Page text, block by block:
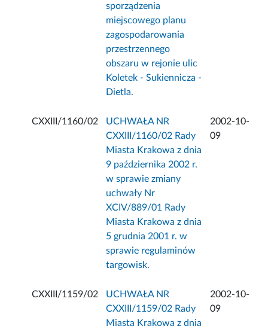
sporządzenia
miejscowego planu
zagospodarowania
przestrzennego
obszaru w rejonie ulic
Koletek - Sukiennicza -
Dietla.
CXXIII/1160/02
UCHWAŁA NR
CXXIII/1160/02 Rady
Miasta Krakowa z dnia
9 października 2002 r.
w sprawie zmiany
uchwały Nr
XCIV/889/01 Rady
Miasta Krakowa z dnia
5 grudnia 2001 r. w
sprawie regulaminów
targowisk.
2002-10-
09
CXXIII/1159/02
UCHWAŁA NR
CXXIII/1159/02 Rady
Miasta Krakowa z dnia
2002-10-
09